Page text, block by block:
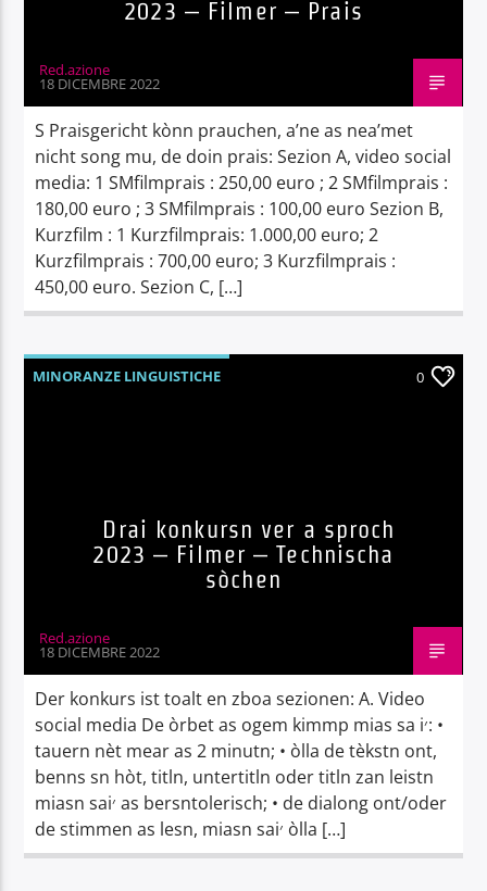
2023 – Filmer – Prais
Red.azione
18 DICEMBRE 2022
S Praisgericht kònn prauchen, a’ne as nea’met
nicht song mu, de doin prais: Sezion A, video social
media: 1 SMfilmprais : 250,00 euro ; 2 SMfilmprais :
180,00 euro ; 3 SMfilmprais : 100,00 euro Sezion B,
Kurzfilm : 1 Kurzfilmprais: 1.000,00 euro; 2
Kurzfilmprais : 700,00 euro; 3 Kurzfilmprais :
450,00 euro. Sezion C, […]
MINORANZE LINGUISTICHE 0
Drai konkursn ver a sproch
2023 – Filmer – Technischa
sòchen
Red.azione
18 DICEMBRE 2022
Der konkurs ist toalt en zboa sezionen: A. Video
social media De òrbet as ogem kimmp mias sa i׳: •
tauern nèt mear as 2 minutn; • òlla de tèkstn ont,
benns sn hòt, titln, untertitln oder titln zan leistn
miasn sai׳ as bersntolerisch; • de dialong ont/oder
de stimmen as lesn, miasn sai׳ òlla […]